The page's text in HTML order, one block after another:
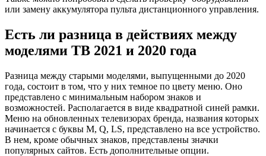
или замену аккумулятора пульта дистанционного управления.
Есть ли разница в действиях между
моделями ТВ 2021 и 2020 года
Разница между старыми моделями, выпущенными до 2020
года, состоит в том, что у них темное по цвету меню. Оно
представлено с минимальным набором знаков и
возможностей. Располагается в виде квадратной синей рамки.
Меню на обновленных телевизорах бренда, названия которых
начинается с буквы М, Q, LS, представлено на все устройство.
В нем, кроме обычных знаков, представлены значки
популярных сайтов. Есть дополнительные опции.